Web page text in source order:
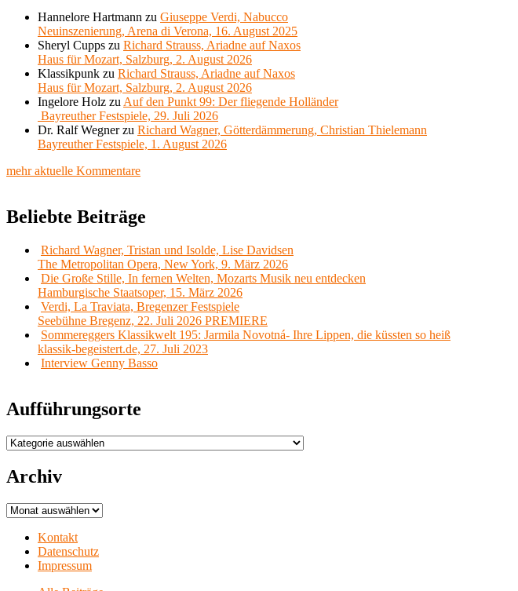
Hannelore Hartmann zu Giuseppe Verdi, Nabucco
Neuinszenierung, Arena di Verona, 16. August 2025
Sheryl Cupps zu Richard Strauss, Ariadne auf Naxos
Haus für Mozart, Salzburg, 2. August 2026
Klassikpunk zu Richard Strauss, Ariadne auf Naxos
Haus für Mozart, Salzburg, 2. August 2026
Ingelore Holz zu Auf den Punkt 99: Der fliegende Holländer
Bayreuther Festspiele, 29. Juli 2026
Dr. Ralf Wegnerzu Richard Wagner, Götterdämmerung, Christian Thielemann
Bayreuther Festspiele, 1. August 2026
mehr aktuelle Kommentare
Beliebte Beiträge
Richard Wagner, Tristan und Isolde, Lise Davidsen
The Metropolitan Opera, New York, 9. März 2026
Die Große Stille, In fernen Welten, Mozarts Musik neu entdecken
Hamburgische Staatsoper, 15. März 2026
Verdi, La Traviata, Bregenzer Festspiele
Seebühne Bregenz, 22. Juli 2026 PREMIERE
Sommereggers Klassikwelt 195: Jarmila Novotná- Ihre Lippen, die küssten so heiß
klassik-begeistert.de, 27. Juli 2023
Interview Genny Basso
Aufführungsorte
Aufführungsorte
Archiv
Archiv
Kontakt
Datenschutz
Impressum